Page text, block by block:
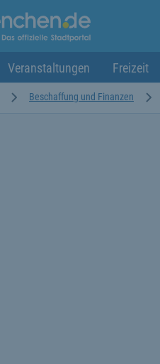
Veranstaltungen Freizeit
Beschaffung und Finanzen